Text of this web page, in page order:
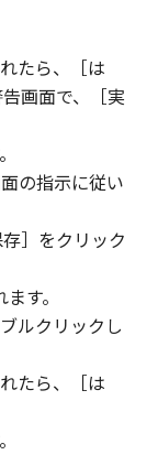
、キヤノ
れらの販
本ソフト
ずるいか
生的また
されない
適用法で
いものと
のライセ
の関連会
がかかる
場合でも
、キヤノ
れらの販
本ソフト
の使用に
たら、［は
画面で、［実
の指示に従い
］をクリック
す。
ルクリックし
たら、［は